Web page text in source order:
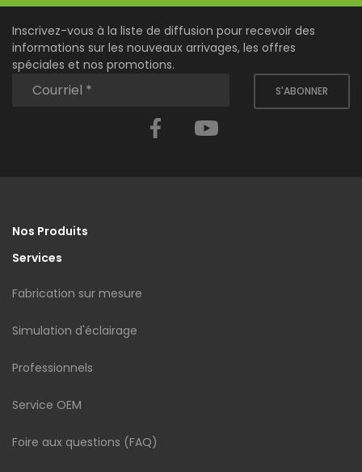
Inscrivez-vous à la liste de diffusion pour recevoir des
informations sur les nouveaux arrivages, les offres
spéciales et nos promotions.
S'ABONNER
Facebook
Nos Produits
Services
Fabrication sur mesure
Simulation d'éclairage
Professionnels
Service OEM
Foire aux questions (FAQ)